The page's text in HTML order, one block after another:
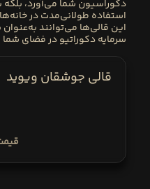
دکوراسیون شما می‌آورد، بلکه
استفاده طولانی‌مدت در
این قالی‌ها می‌توانند
سرمایه دکوراتیو در فضای شما
قالی جوشقان ویوید